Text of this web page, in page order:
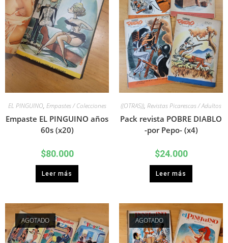
EL PINGUINO, Empastes / Colecciones
Empaste EL PINGUINO años
60s (x20)
$80.000
Leer más
((OTRAS)), Revistas Picarescas / Adultos
Pack revista POBRE DIABLO
-por Pepo- (x4)
$24.000
Leer más
AGOTADO AGOTADO